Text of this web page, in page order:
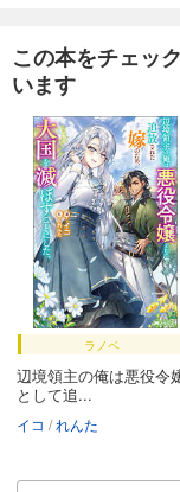
この本をチェッ
います
ラノベ
辺境領主の俺は悪役令
として追...
イコ れんた